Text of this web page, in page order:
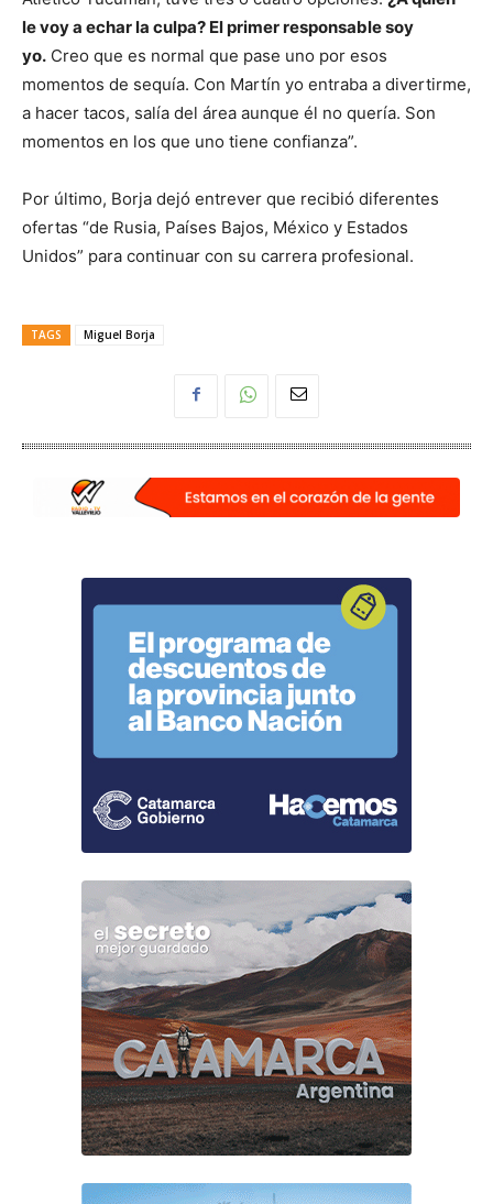
le voy a echar la culpa? El primer responsable soy
yo. Creo que es normal que pase uno por esos
momentos de sequía. Con Martín yo entraba a divertirme,
a hacer tacos, salía del área aunque él no quería. Son
momentos en los que uno tiene confianza”.
Por último, Borja dejó entrever que recibió diferentes
ofertas “de Rusia, Países Bajos, México y Estados
Unidos” para continuar con su carrera profesional.
TAGS Miguel Borja